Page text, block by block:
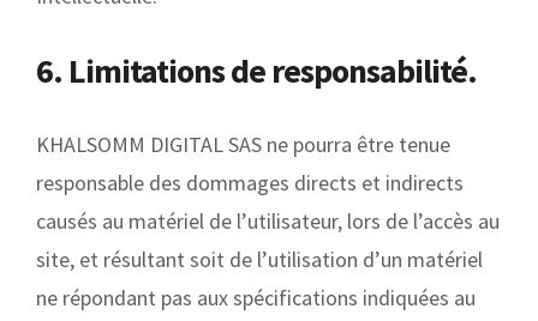
6. Limitations de responsabilité.
KHALSOMM DIGITAL SAS ne pourra être tenue
responsable des dommages directs et indirects
causés au matériel de l’utilisateur, lors de l’accès au
site, et résultant soit de l’utilisation d’un matériel
ne répondant pas aux spécifications indiquées au